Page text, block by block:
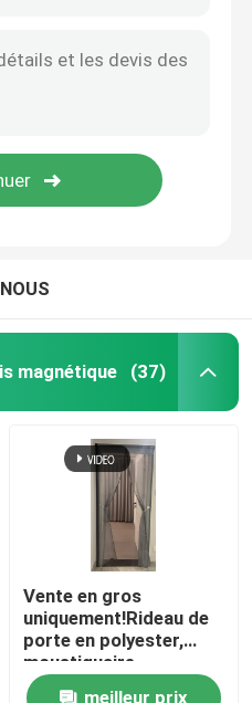
magnétique (37)
Vente en gros
uniquement!Rideau de
porte en polyester,
moustiquaire
100x210cm Porte à
meilleur prix